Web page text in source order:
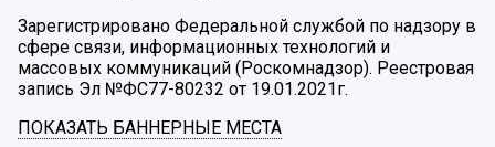
Зарегистрировано Федеральной службой по надзору в
сфере связи, информационных технологий и
массовых коммуникаций (Роскомнадзор). Реестровая
запись Эл №ФС77-80232 от 19.01.2021г.
ПОКАЗАТЬ БАННЕРНЫЕ МЕСТА